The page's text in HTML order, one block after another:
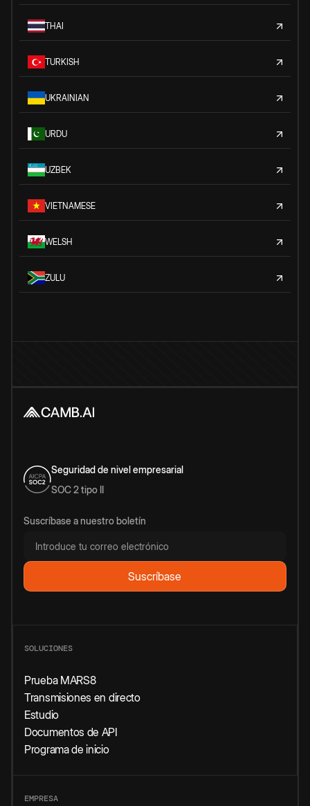
THAI
TURKISH
UKRAINIAN
URDU
UZBEK
VIETNAMESE
WELSH
ZULU
Seguridad de nivel empresarial
SOC 2 tipo II
Suscríbase a nuestro boletín
SOLUCIONES
Prueba MARS8
Transmisiones en directo
Estudio
Documentos de API
Programa de inicio
EMPRESA